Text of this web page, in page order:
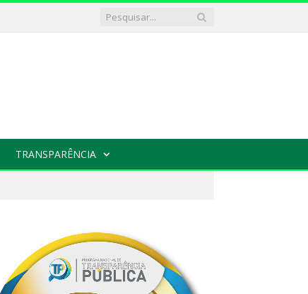
TRANSPARÊNCIA